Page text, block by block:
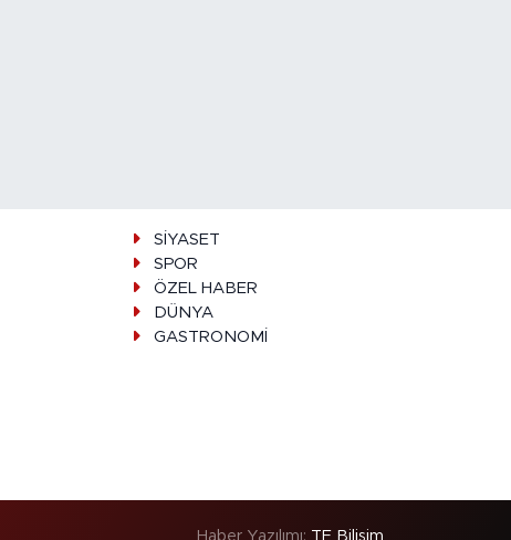
SİYASET
SPOR
ÖZEL HABER
DÜNYA
GASTRONOMİ
Haber Yazılımı: TE Bilişim